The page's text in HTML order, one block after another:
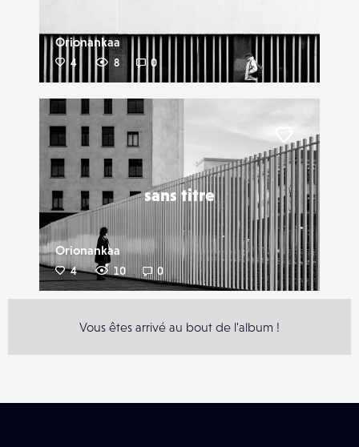
Orionankaa
4 8 0
sans titre
Orionankaa
4 10 0
Liker
Vous êtes arrivé au bout de l'album !